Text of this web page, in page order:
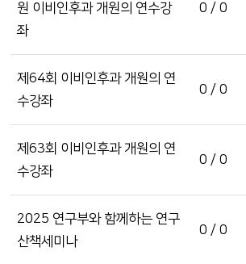
원 이비인후과 개원의 연수강
좌
0 / 0
제64회 이비인후과 개원의 연
수강좌
0 / 0
제63회 이비인후과 개원의 연
수강좌
0 / 0
2025 연구부와 함께하는 연구
산책세미나
0 / 0